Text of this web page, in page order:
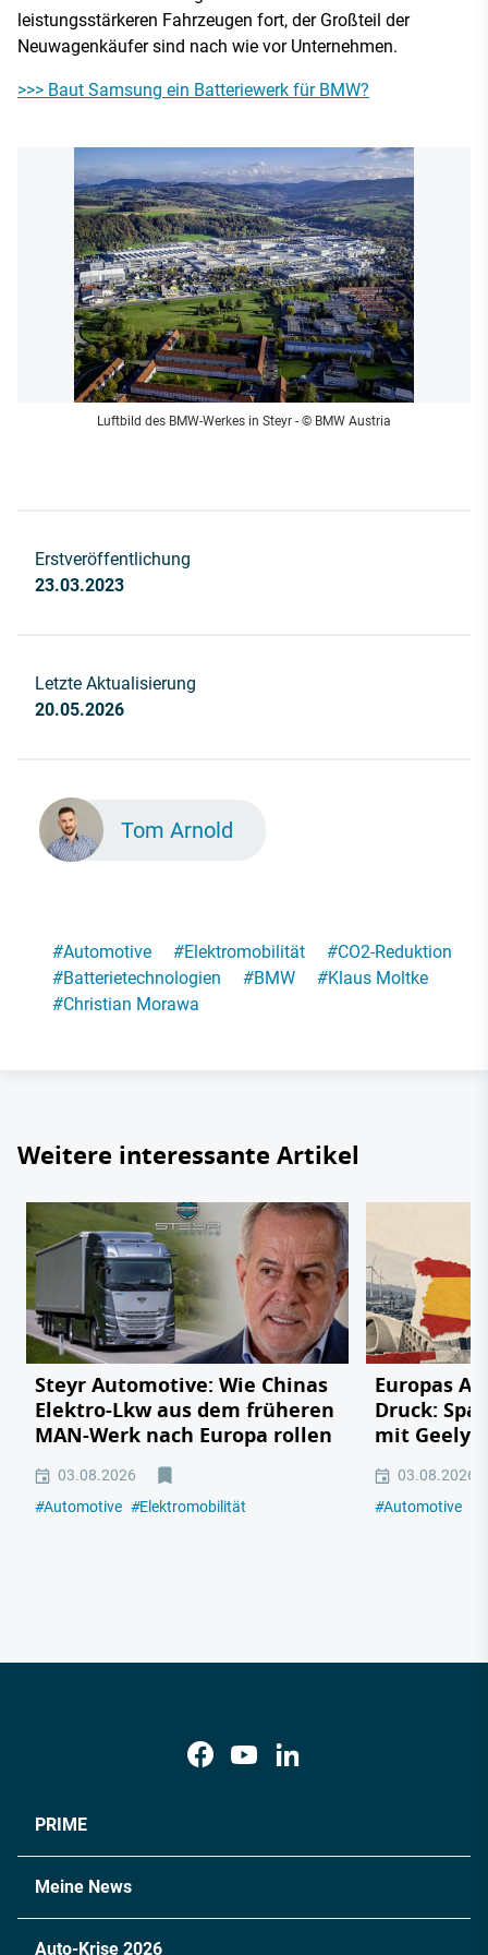
leistungsstärkeren Fahrzeugen fort, der Großteil der
Neuwagenkäufer sind nach wie vor Unternehmen.
>>> Baut Samsung ein Batteriewerk für BMW?
Luftbild des BMW-Werkes in Steyr - © BMW Austria
Erstveröffentlichung
23.03.2023
Letzte Aktualisierung
20.05.2026
Tom Arnold
#Automotive #Elektromobilität #CO2-Reduktion
#Batterietechnologien #BMW #Klaus Moltke
#Christian Morawa
Weitere interessante Artikel
Steyr Automotive: Wie Chinas
Elektro-Lkw aus dem früheren
MAN-Werk nach Europa rollen
03.08.2026
#Automotive #Elektromobilität
Europas
Druck:
mit Geely,
03.08.2026
#Automotive
PRIME
Meine News
Auto-Krise 2026